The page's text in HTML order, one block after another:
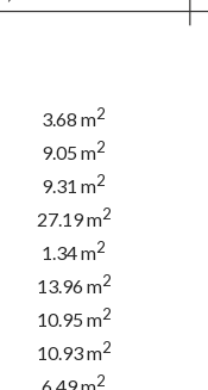
3.68 m2
9.05 m2
9.31 m2
27.19 m2
1.34 m2
13.96 m2
10.95 m2
10.93 m2
2